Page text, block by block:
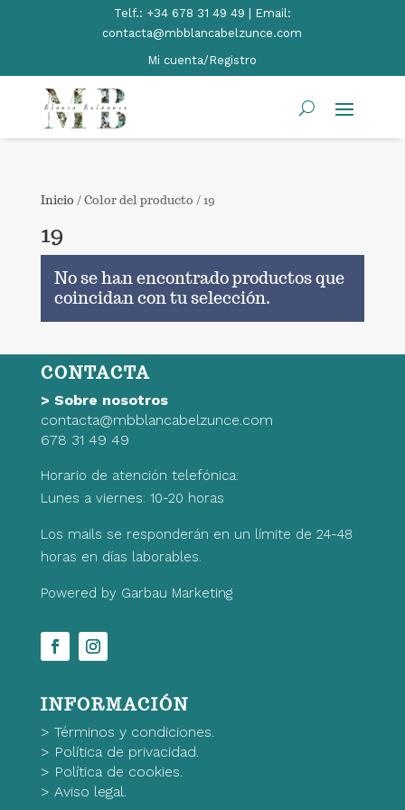
Telf.: +34 678 31 49 49 | Email:
contacta@mbblancabelzunce.com
Mi cuenta/Registro
Inicio / Color del producto / 19
19
No se han encontrado productos que
coincidan con tu selección.
CONTACTA
> Sobre nosotros
contacta@mbblancabelzunce.com
678 31 49 49
Horario de atención telefónica:
Lunes a viernes: 10-20 horas
Los mails se responderán en un límite de 24-48
horas en días laborables.
Powered by Garbau Marketing
INFORMACIÓN
> Términos y condiciones.
> Política de privacidad.
> Política de cookies.
> Aviso legal.